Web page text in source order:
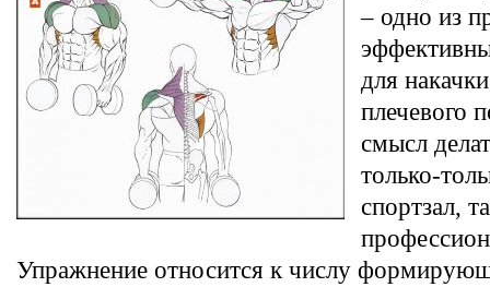
– одно из
для
плечевого
смысл
только-
спортзал,
Упражнение относится к числу